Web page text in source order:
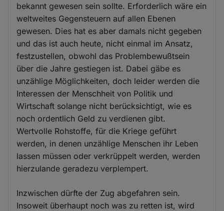
bekannt gewesen sein sollte. Erforderlich wäre ein
weltweites Gegensteuern auf allen Ebenen
gewesen. Dies hat es aber damals nicht gegeben
und das ist auch heute, nicht einmal im Ansatz,
festzustellen, obwohl das Problembewußtsein
über die Jahre gestiegen ist. Dabei gäbe es
unzählige Möglichkeiten, doch leider werden die
Interessen der Menschheit von Politik und
Wirtschaft solange nicht berücksichtigt, wie es
noch ordentlich Geld zu verdienen gibt.
Wertvolle Rohstoffe, für die Kriege geführt
werden, in denen unzählige Menschen ihr Leben
lassen müssen oder verkrüppelt werden, werden
hierzulande geradezu verplempert.
Inzwischen dürfte der Zug abgefahren sein.
Insoweit überhaupt noch was zu retten ist, wird